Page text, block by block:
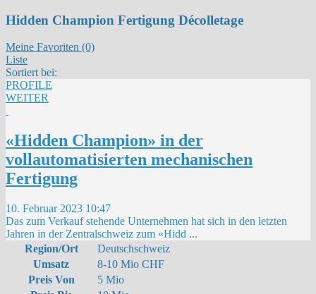
Hidden Champion Fertigung Décolletage
Meine Favoriten (0)
Liste
Sortiert bei:
PROFILE
WEITER
«Hidden Champion» in der
vollautomatisierten mechanischen
Fertigung
10. Februar 2023 10:47
Das zum Verkauf stehende Unternehmen hat sich in den letzten
Jahren in der Zentralschweiz zum «Hidd ...
Region/Ort
Deutschschweiz
Umsatz
8-10 Mio CHF
Preis Von
5 Mio